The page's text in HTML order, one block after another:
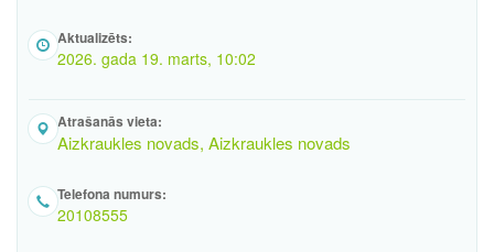
Aktualizēts:
2026. gada 19. marts, 10:02
Atrašanās vieta:
Aizkraukles novads, Aizkraukles novads
Telefona numurs:
20108555